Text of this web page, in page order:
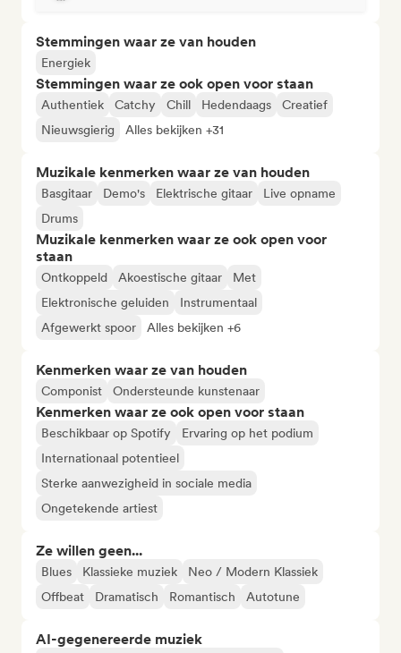
Stemmingen waar ze van houden
Energiek
Stemmingen waar ze ook open voor staan
Authentiek Catchy Chill Hedendaags
Creatief
Nieuwsgierig
Alles bekijken +31
Muzikale kenmerken waar ze van houden
Basgitaar Demo's Elektrische gitaar
Live opname
Drums
Muzikale kenmerken waar ze ook open voor
staan
Ontkoppeld Akoestische gitaar
Met
Elektronische geluiden
Instrumentaal
Afgewerkt spoor
Alles bekijken +6
Kenmerken waar ze van houden
Componist Ondersteunde kunstenaar
Kenmerken waar ze ook open voor staan
Beschikbaar op Spotify
Ervaring op het podium
Internationaal potentieel
Sterke aanwezigheid in sociale media
Ongetekende artiest
Ze willen geen...
Blues Klassieke muziek
Neo / Modern Klassiek
Offbeat
Dramatisch Romantisch Autotune
AI-gegenereerde muziek